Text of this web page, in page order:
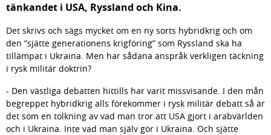
tänkandet i USA, Ryssland och Kina.
Det skrivs och sägs mycket om en ny sorts hybridkrig och om
den ”sjätte generationens krigföring” som Ryssland ska ha
tillämpat i Ukraina. Men har sådana anspråk verkligen täckning
i rysk militär doktrin?
- Den västliga debatten hittills har varit missvisande. I den mån
begreppet hybridkrig alls förekommer i rysk militär debatt så är
det som en tolkning av vad man tror att USA gjort i arabvärlden
och i Ukraina. Inte vad man själv gör i Ukraina. Och sjätte